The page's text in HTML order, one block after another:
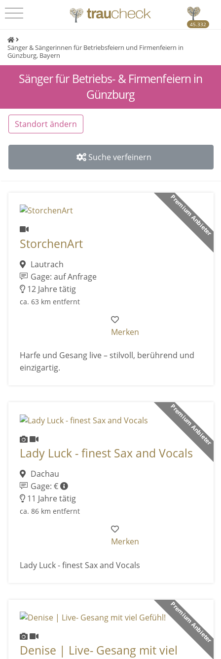
45.332
Sänger & Sängerinnen für Betriebsfeiern und Firmenfeiern in
Günzburg, Bayern
Sänger für Betriebs- & Firmenfeiern in
Günzburg
Standort ändern
Suche verfeinern
Premium Anbieter
StorchenArt
Lautrach
Gage: auf Anfrage
12 Jahre tätig
ca. 63 km entfernt
Merken
Harfe und Gesang live – stilvoll, berührend und
einzigartig.
Premium Anbieter
Lady Luck - finest Sax and Vocals
Dachau
Gage: €
11 Jahre tätig
ca. 86 km entfernt
Merken
Lady Luck - finest Sax and Vocals
Premium Anbieter
Denise | Live- Gesang mit viel